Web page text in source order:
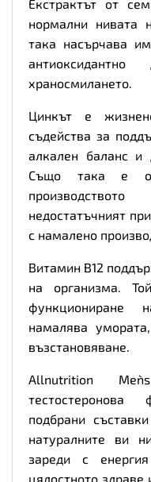
Екстрактът от
нормални нивата
така насърчава
храносмилането.
Цинкът е
съдейства за
алкален баланс и
Също така е
недостатъчният
с намалено
Витамин B12
на организма.
намалява
възстановяване.
Allnutrition
подбрани
натуралните ви
зареди с
цялостното